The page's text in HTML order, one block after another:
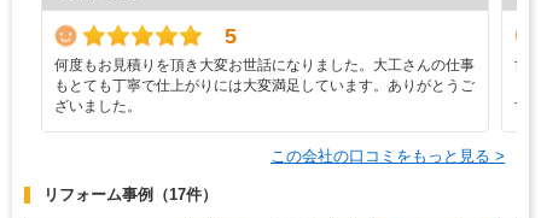
5
何度もお見積りを頂き大変お世話になりました。大工さんの仕事
もとても丁寧で仕上がりには大変満足しています。ありがとうご
ざいました。
世
す
この会社の口コミをもっと見る >
リフォーム事例 （17件）